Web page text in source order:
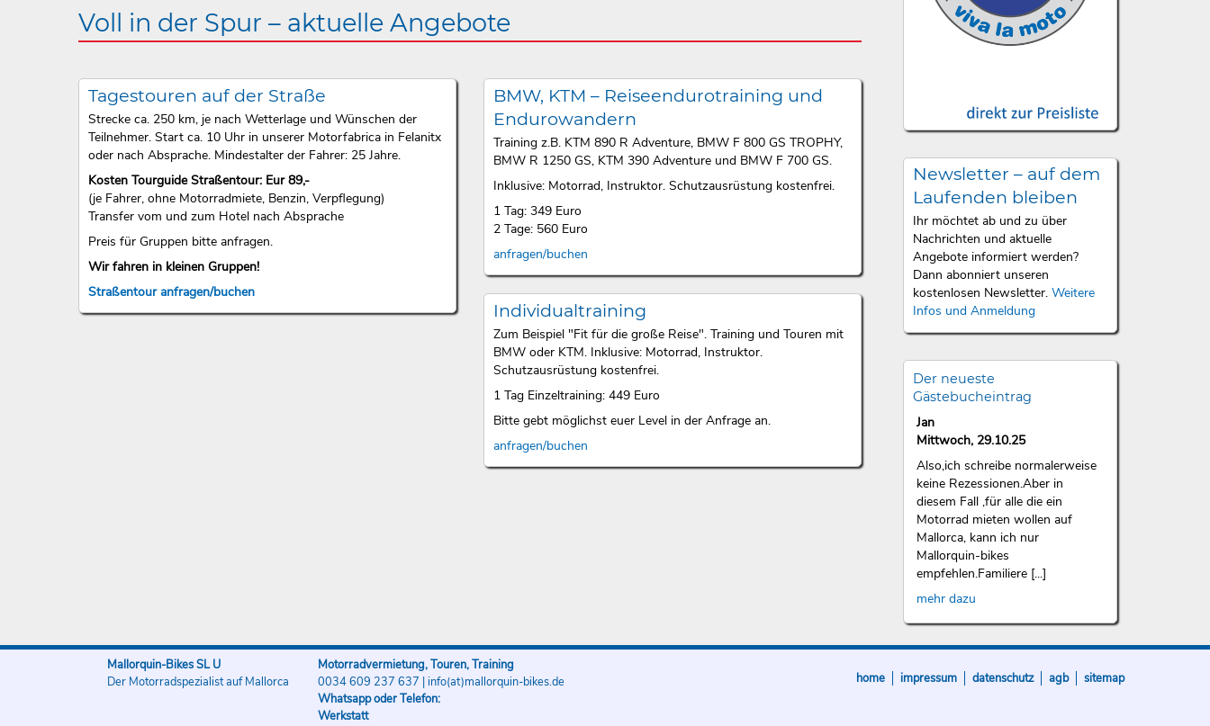
Newsletter – auf dem
Laufenden bleiben
Ihr möchtet ab und zu über
Nachrichten und aktuelle
Angebote informiert werden?
Dann abonniert unseren
kostenlosen Newsletter. Weitere
Infos und Anmeldung
Der neueste
Gästebucheintrag
Jan
Mittwoch, 29.10.25
Also,ich schreibe normalerweise
keine Rezessionen.Aber in
diesem Fall ,für alle die ein
Motorrad mieten wollen auf
Mallorca, kann ich nur
Mallorquin-bikes
empfehlen.Familiere [...]
mehr dazu
Voll in der Spur – aktuelle Angebote
Tagestouren auf der Straße
Strecke ca. 250 km, je nach Wetterlage und Wünschen der
Teilnehmer. Start ca. 10 Uhr in unserer Motorfabrica in Felanitx
oder nach Absprache. Mindestalter der Fahrer: 25 Jahre.
Kosten Tourguide Straßentour: Eur 89,-
(je Fahrer, ohne Motorradmiete, Benzin, Verpflegung)
Transfer vom und zum Hotel nach Absprache
Preis für Gruppen bitte anfragen.
Wir fahren in kleinen Gruppen!
Straßentour anfragen/buchen
BMW, KTM – Reiseendurotraining und
Endurowandern
Training z.B. KTM 890 R Adventure, BMW F 800 GS TROPHY,
BMW R 1250 GS, KTM 390 Adventure und BMW F 700 GS.
Inklusive: Motorrad, Instruktor. Schutzausrüstung kostenfrei.
1 Tag: 349 Euro
2 Tage: 560 Euro
anfragen/buchen
Individualtraining
Zum Beispiel "Fit für die große Reise". Training und Touren mit
BMW oder KTM. Inklusive: Motorrad, Instruktor.
Schutzausrüstung kostenfrei.
1 Tag Einzeltraining: 449 Euro
Bitte gebt möglichst euer Level in der Anfrage an.
anfragen/buchen
Mallorquin-Bikes SL U
Der Motorradspezialist auf Mallorca
Motorradvermietung, Touren, Training
0034 609 237 637 |info(at)mallorquin-bikes.de
Whatsapp oder Telefon:
Werkstatt
home impressum datenschutz agb sitemap